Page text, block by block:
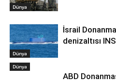
Dünya
Dünya
İsrail
denizaltısı
Dünya
ABD